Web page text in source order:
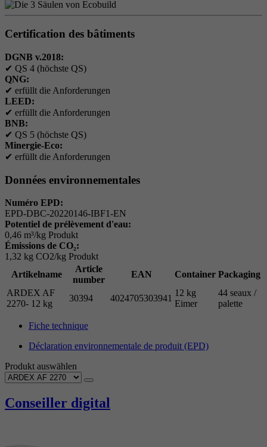
Certification des bâtiments
DGNB v.2018:
✔ QS 4 (höchste QS)
QNG:
✔ erfüllt die Anforderungen
LEED:
✔ erfüllt die Anforderungen
BNB:
✔ QS 5 (höchste QS)
Minergie-Eco:
✔ erfüllt die Anforderungen
Données environnementales
Numéro EPD:
EPD-DBC-20220146-IBF1-EN
Potentiel de prélèvement d'eau:
0,46 m³/kg Produkt
Émissions de CO₂:
1,32 kg CO2/kg Produkt
Artikelname
Article
number
EAN Container Packaging
ARDEX AF
2270- 12 kg
30394 4024705303941
12 kg
Eimer
44 seaux /
palette
Fiche technique
Déclaration environnementale de produit (EPD)
Produkt auswählen
Conseiller digital